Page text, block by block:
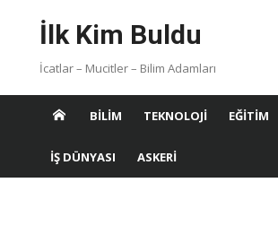
İlk Kim Buldu
İcatlar – Mucitler – Bilim Adamları
BILIM TEKNOLOJI EĞITIM
İŞ DÜNYASI ASKERI